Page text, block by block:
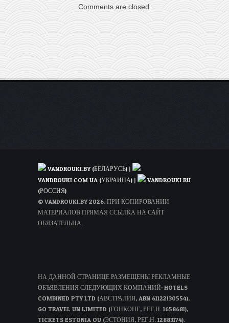
или
Афин
Азию
всего
от
Comments are closed.
VANDROUKI.BY (БЕЛАРУСЬ) |
VANDROUKI.COM.UA (УКРАИНА) |
VANDROUKI.RU
(РОССИЯ)
© VANDROUKI.BY 2026. ПРИ КОПИРОВАНИИ
МАТЕРИАЛОВ ПРЯМАЯ ССЫЛКА НА САЙТ
ОБЯЗАТЕЛЬНА.
НА ДАННОЙ СТРАНИЦЕ РАЗМЕЩЕНЫ РЕКЛАМНЫЕ
ОБЪЯВЛЕНИЯ СЛЕДУЮЩИХ КОМПАНИЙ: HOTELS
COMBINED PTY LTD (АВСТРАЛИЯ, ABN 61122130554),
GO TRAVEL UN LIMITED (ГОНКОНГ, РЕГ.Н. 1658681),
TICKETS ESTONIA OU (ЭСТОНИЯ, РЕГ.Н. 12883174).